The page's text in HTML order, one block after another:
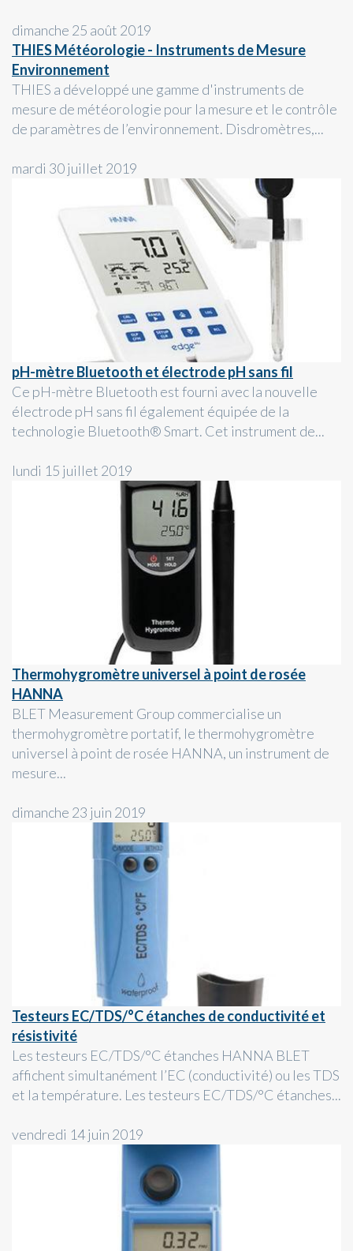
dimanche 25 août 2019
THIES Météorologie - Instruments de Mesure
Environnement
THIES a développé une gamme d'instruments de
mesure de météorologie pour la mesure et le contrôle
de paramètres de l’environnement. Disdromètres,...
mardi 30 juillet 2019
pH-mètre Bluetooth et électrode pH sans fil
Ce pH-mètre Bluetooth est fourni avec la nouvelle
électrode pH sans fil également équipée de la
technologie Bluetooth® Smart. Cet instrument de...
lundi 15 juillet 2019
Thermohygromètre universel à point de rosée
HANNA
BLET Measurement Group commercialise un
thermohygromètre portatif, le thermohygromètre
universel à point de rosée HANNA, un instrument de
mesure...
dimanche 23 juin 2019
Testeurs EC/TDS/°C étanches de conductivité et
résistivité
Les testeurs EC/TDS/°C étanches HANNA BLET
affichent simultanément l’EC (conductivité) ou les TDS
et la température. Les testeurs EC/TDS/°C étanches...
vendredi 14 juin 2019